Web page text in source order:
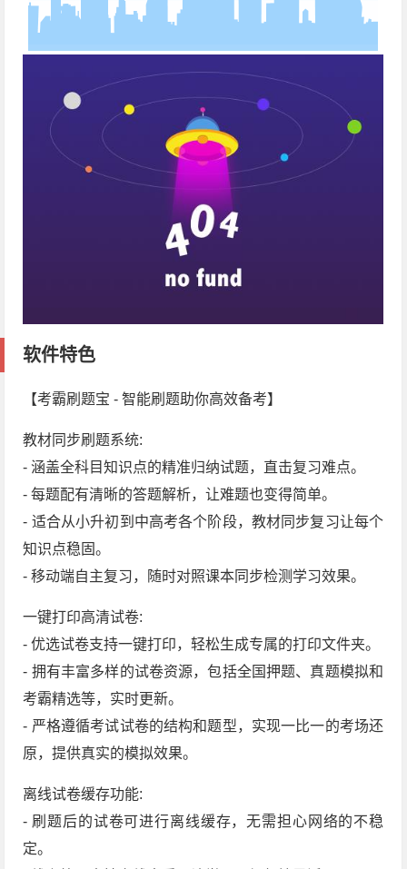
软件特色
【考霸刷题宝 - 智能刷题助你高效备考】
教材同步刷题系统:
- 涵盖全科目知识点的精准归纳试题，直击复习难点。
- 每题配有清晰的答题解析，让难题也变得简单。
- 适合从小升初到中高考各个阶段，教材同步复习让每个
知识点稳固。
- 移动端自主复习，随时对照课本同步检测学习效果。
一键打印高清试卷:
- 优选试卷支持一键打印，轻松生成专属的打印文件夹。
- 拥有丰富多样的试卷资源，包括全国押题、真题模拟和
考霸精选等，实时更新。
- 严格遵循考试试卷的结构和题型，实现一比一的考场还
原，提供真实的模拟效果。
离线试卷缓存功能:
- 刷题后的试卷可进行离线缓存，无需担心网络的不稳
定。